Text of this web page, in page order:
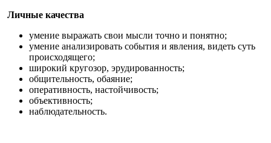
Личные качества
умение выражать свои мысли точно и понятно;
умение анализировать события и явления, видеть суть
происходящего;
широкий кругозор, эрудированность;
общительность, обаяние;
оперативность, настойчивость;
объективность;
наблюдательность.